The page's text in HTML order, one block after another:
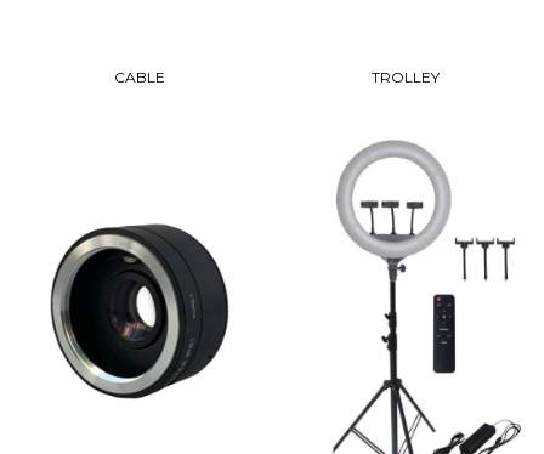
CABLE TROLLEY